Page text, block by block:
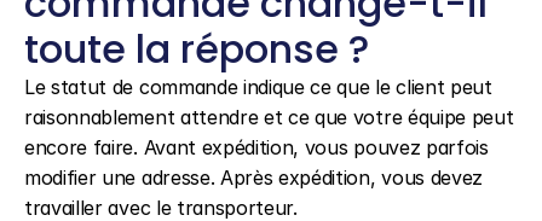
toute la réponse ?
Le statut de commande indique ce que le client peut
raisonnablement attendre et ce que votre équipe peut
encore faire. Avant expédition, vous pouvez parfois
modifier une adresse. Après expédition, vous devez
travailler avec le transporteur.